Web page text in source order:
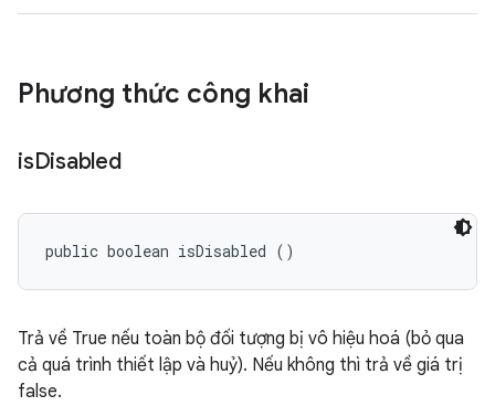
Phương thức công khai
isDisabled
public boolean isDisabled ()
Trả về True nếu toàn bộ đối tượng bị vô hiệu hoá (bỏ qua
cả quá trình thiết lập và huỷ). Nếu không thì trả về giá trị
false.